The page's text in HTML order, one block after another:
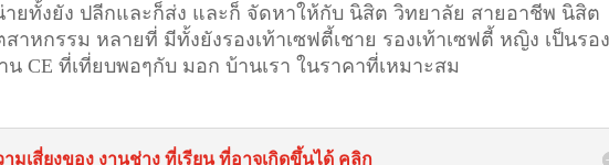
ยทั้งยัง ปลีกและก็ส่ง และก็ จัดหาให้กับ นิสิต วิทยาลัย สายอาชีพ นิสิต
หกรรม หลายที่ มีทั้งยังรองเท้าเซฟตี้เชาย รองเท้าเซฟตี้ หญิง เป็นรอ
CE ที่เที่ยบพอๆกับ มอก บ้านเรา ในราคาที่เหมาะสม
ามเสี่ยงของ งานช่าง ที่เรียน ที่อาจเกิดขึ้นได้ คลิก